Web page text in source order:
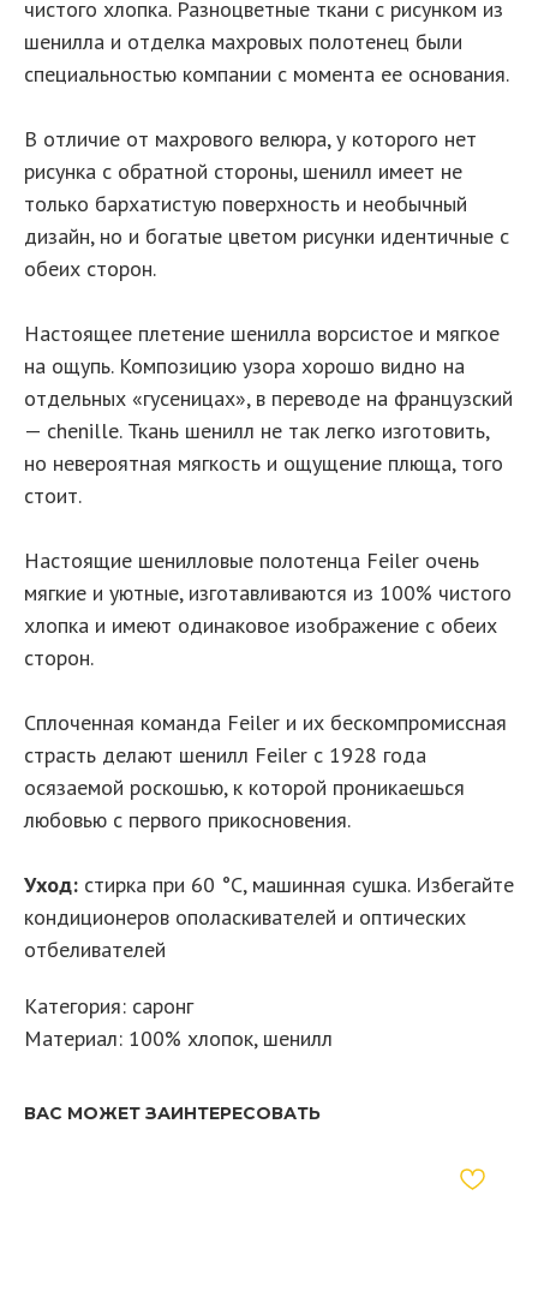
чистого хлопка. Разноцветные ткани с рисунком из
шенилла и отделка махровых полотенец были
специальностью компании с момента ее основания.
В отличие от махрового велюра, у которого нет
рисунка с обратной стороны, шенилл имеет не
только бархатистую поверхность и необычный
дизайн, но и богатые цветом рисунки идентичные с
обеих сторон.
Настоящее плетение шенилла ворсистое и мягкое
на ощупь. Композицию узора хорошо видно на
отдельных «гусеницах», в переводе на французский
— chenille. Ткань шенилл не так легко изготовить,
но невероятная мягкость и ощущение плюща, того
стоит.
Настоящие шенилловые полотенца Feiler очень
мягкие и уютные, изготавливаются из 100% чистого
хлопка и имеют одинаковое изображение с обеих
сторон.
Сплоченная команда Feiler и их бескомпромиссная
страсть делают шенилл Feiler с 1928 года
осязаемой роскошью, к которой проникаешься
любовью с первого прикосновения.
Уход: стирка при 60 °C, машинная сушка. Избегайте
кондиционеров ополаскивателей и оптических
отбеливателей
Категория: саронг
Материал: 100% хлопок, шенилл
ВАС МОЖЕТ ЗАИНТЕРЕСОВАТЬ